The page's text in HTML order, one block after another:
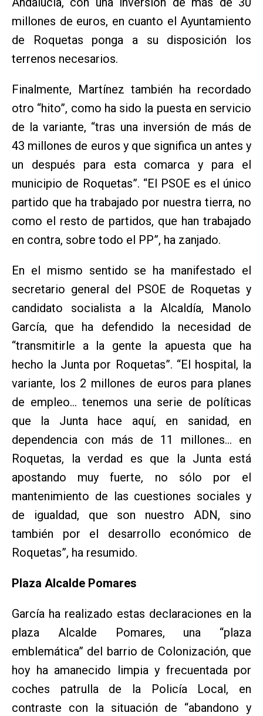
millones de euros, en cuanto el Ayuntamiento
de Roquetas ponga a su disposición los
terrenos necesarios.
Finalmente, Martínez también ha recordado
otro “hito”, como ha sido la puesta en servicio
de la variante, “tras una inversión de más de
43 millones de euros y que significa un antes y
un después para esta comarca y para el
municipio de Roquetas”. “El PSOE es el único
partido que ha trabajado por nuestra tierra, no
como el resto de partidos, que han trabajado
en contra, sobre todo el PP”, ha zanjado.
En el mismo sentido se ha manifestado el
secretario general del PSOE de Roquetas y
candidato socialista a la Alcaldía, Manolo
García, que ha defendido la necesidad de
“transmitirle a la gente la apuesta que ha
hecho la Junta por Roquetas”. “El hospital, la
variante, los 2 millones de euros para planes
de empleo… tenemos una serie de políticas
que la Junta hace aquí, en sanidad, en
dependencia con más de 11 millones… en
Roquetas, la verdad es que la Junta está
apostando muy fuerte, no sólo por el
mantenimiento de las cuestiones sociales y
de igualdad, que son nuestro ADN, sino
también por el desarrollo económico de
Roquetas”, ha resumido.
Plaza Alcalde Pomares
García ha realizado estas declaraciones en la
plaza Alcalde Pomares, una “plaza
emblemática” del barrio de Colonización, que
hoy ha amanecido limpia y frecuentada por
coches patrulla de la Policía Local, en
contraste con la situación de “abandono y